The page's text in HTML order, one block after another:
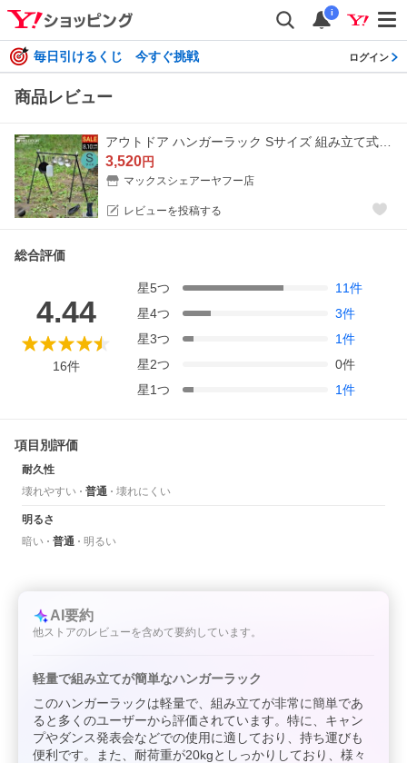
i
毎日引けるくじ 今すぐ挑戦 ログイン
商品レビュー
3,520円
マックスシェアーヤフー店
レビューを投稿する
総合評価
4.44
16件
星5つ 11件
星4つ 3件
星3つ 1件
星2つ 0件
星1つ 1件
項目別評価
耐久性
壊れやすい
普通 壊れにくい
明るさ
暗い
普通 明るい
AI要約
他ストアのレビューを含めて要約しています。
軽量で組み立てが簡単なハンガーラック
このハンガーラックは軽量で、組み立てが非常に簡単であ
ると多くのユーザーから評価されています。特に、キャン
プやダンス発表会などでの使用に適しており、持ち運びも
便利です。また、耐荷重が20kgとしっかりしており、様々